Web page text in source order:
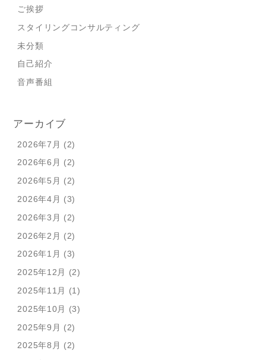
ご挨拶
スタイリングコンサルティング
未分類
自己紹介
音声番組
アーカイブ
2026年7月 (2)
2026年6月 (2)
2026年5月 (2)
2026年4月 (3)
2026年3月 (2)
2026年2月 (2)
2026年1月 (3)
2025年12月 (2)
2025年11月 (1)
2025年10月 (3)
2025年9月 (2)
2025年8月 (2)